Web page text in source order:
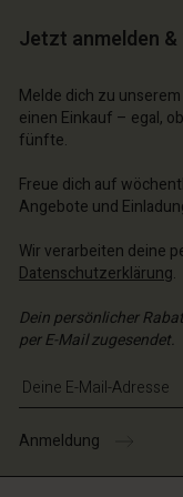
Konto
finden
| Ein Land
finden
Konto
finden
Konto
finden
| Ein Land
finden
Konto
finden
| Ein Land
Konto
finden
| Ein Land
Jetzt anmelden &
Melde dich zu
einen Einkauf – egal,
fünfte.
Freue dich auf
Angebote und
Wir verarbeiten deine
Datenschutzerklärung.
Dein persönlicher
per E-Mail zugesendet.
E-Mail-Adresse eingeben
Anmeldung